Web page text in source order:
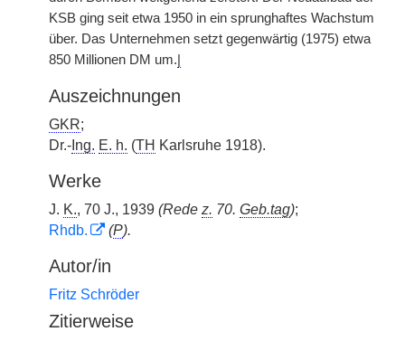
KSB ging seit etwa 1950 in ein sprunghaftes Wachstum
über. Das Unternehmen setzt gegenwärtig (1975) etwa
850 Millionen DM um.
Auszeichnungen
GKR;
Dr.- Ing. E. h. (TH Karlsruhe 1918).
Werke
J. K., 70 J., 1939 (Rede z. 70. Geb.tag);
Rhdb.
(P).
Autor/in
Fritz Schröder
Zitierweise